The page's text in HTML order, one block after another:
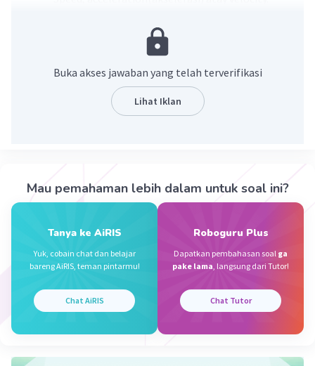
Beri Rating
Iklan
Level 72
Nama lain kecepatan adalah akselerasi, speed
Buka akses jawaban yang telah terverifikasi
Lihat Iklan
Mau pemahaman lebih dalam untuk soal ini?
Tanya ke AiRIS
Yuk, cobain chat dan belajar
bareng AiRIS, teman pintarmu!
Chat AiRIS
Roboguru Plus
Dapatkan pembahasan soal ga
pake lama, langsung dari Tutor!
Chat Tutor